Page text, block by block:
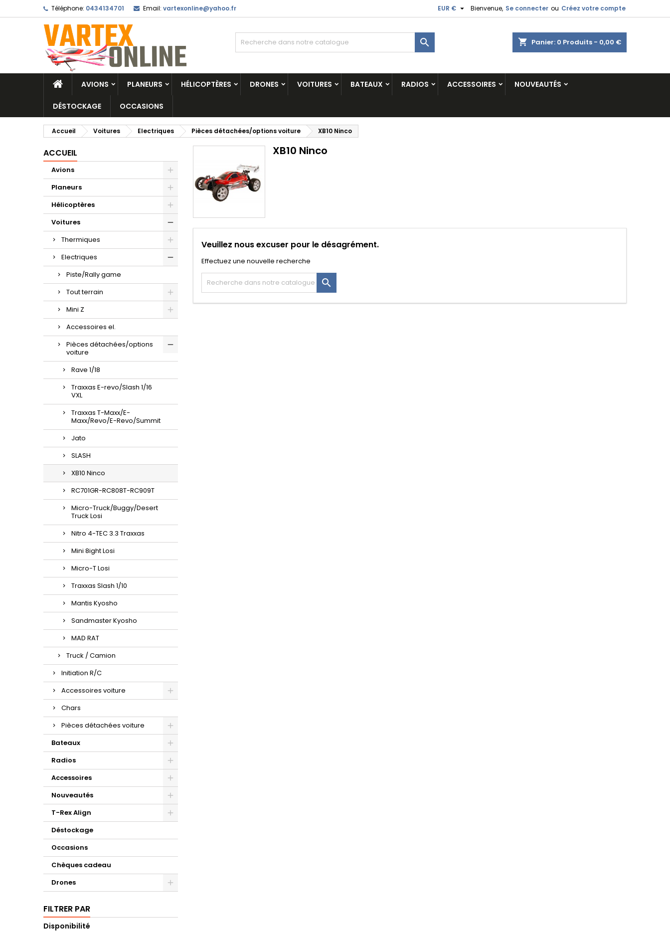
Téléphone: 0434134701 Email: vartexonline@yahoo.fr Bienvenue, Se connecter ou Créez votre compte
EUR € 
shopping_cart Panier: 0 Produits - 0,00 €

AVIONS PLANEURS HÉLICOPTÈRES DRONES VOITURES BATEAUX RADIOS ACCESSOIRES NOUVEAUTÉS
DÉSTOCKAGE OCCASIONS
Accueil Voitures Electriques Pièces détachées/options voiture XB10 Ninco
ACCUEIL
Avions
Planeurs
Hélicoptères
Voitures
Thermiques
Electriques
Piste/Rally game
Tout terrain
Mini Z
Accessoires el.
Pièces détachées/options
voiture
Rave 1/18
Traxxas E-revo/Slash 1/16
VXL
Traxxas T-Maxx/E-
Maxx/Revo/E-Revo/Summit
Jato
SLASH
XB10 Ninco
RC701GR-RC808T-RC909T
Micro-Truck/Buggy/Desert
Truck Losi
Nitro 4-TEC 3.3 Traxxas
Mini 8ight Losi
Micro-T Losi
Traxxas Slash 1/10
Mantis Kyosho
Sandmaster Kyosho
MAD RAT
Truck / Camion
Initiation R/C
Accessoires voiture
Chars
Pièces détachées voiture
Bateaux
Radios
Accessoires
Nouveautés
T-Rex Align
Déstockage
Occasions
Chèques cadeau
Drones
FILTRER PAR
Disponibilité
XB10 Ninco
Veuillez nous excuser pour le désagrément.
Effectuez une nouvelle recherche
